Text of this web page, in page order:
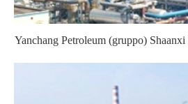
Yanchang Petroleum (gruppo)